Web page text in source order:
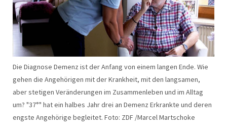
Die Diagnose Demenz ist der Anfang von einem langen Ende. Wie
gehen die Angehörigen mit der Krankheit, mit den langsamen,
aber stetigen Veränderungen im Zusammenleben und im Alltag
um? "37°" hat ein halbes Jahr drei an Demenz Erkrankte und deren
engste Angehörige begleitet. Foto: ZDF /Marcel Martschoke